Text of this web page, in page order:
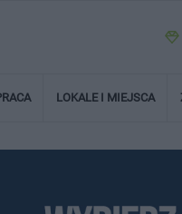
LOKALE I MIEJSCA